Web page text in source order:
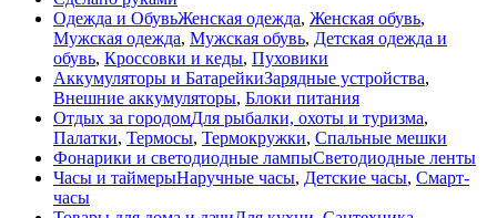
Одежда и ОбувьЖенская одежда, Женская обувь,
Мужская одежда, Мужская обувь, Детская одежда и
обувь, Кроссовки и кеды, Пуховики
Аккумуляторы и БатарейкиЗарядные устройства,
Внешние аккумуляторы, Блоки питания
Отдых за городомДля рыбалки, охоты и туризма,
Палатки, Термосы, Термокружки, Спальные мешки
Фонарики и светодиодные лампыСветодиодные ленты
Часы и таймерыНаручные часы, Детские часы, Смарт-
часы